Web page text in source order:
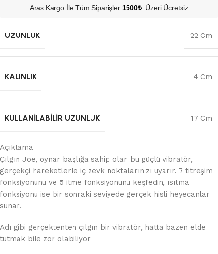
Aras Kargo İle Tüm Siparişler 1500₺ . Üzeri Ücretsiz
UZUNLUK 22 Cm
KALINLIK 4 Cm
KULLANILABILIR UZUNLUK 17 Cm
Açıklama
Çılgın Joe, oynar başlığa sahip olan bu güçlü vibratör,
gerçekçi hareketlerle iç zevk noktalarınızı uyarır. 7 titreşim
fonksiyonunu ve 5 itme fonksiyonunu keşfedin, ısıtma
fonksiyonu ise bir sonraki seviyede gerçek hisli heyecanlar
sunar.
Adı gibi gerçektenten çılgın bir vibratör, hatta bazen elde
tutmak bile zor olabiliyor.